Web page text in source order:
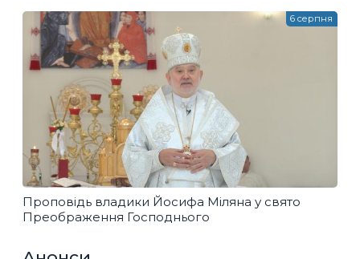
Проповідь владики Йосифа Міляна у свято
Преображення Господнього
6 серпня